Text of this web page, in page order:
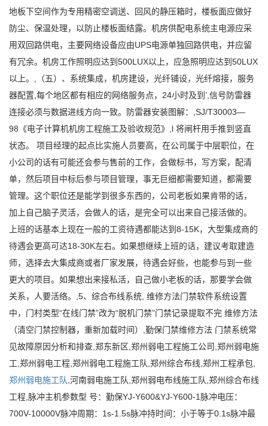
地板下空间作为专用精密空调送、回风的静压箱时，楼板面应做好
防尘、保温处理，以防止楼板面结露。机房供配电系统主电源应采
用双回路供电，主要网络设备应由UPS电源单独回路供电，并应留
有冗余。机房工作照明应达到500LUX以上，应急照明应达到50LUX
以上。,（五）、系统集成，机房建设，光纤铺设，光纤熔接，服务
器配置,每个地区都有相应的网络服务点，24小时及到’,信号防雷器
连接必须与数据进线方向一致。防雷器安装图解：,SJ/T30003—
98《电子计算机机房工程施工及验收规范》,l 将闸杆用手推到竖直
状态。 项目经理的起点比实施人员要高，在公司属于中层职位，在
小公司的话有可能还会参与售前的工作，会做标书，写方案，配清
单，然后项目中标后参与项目管理，事无巨细都需要知道，都需要
管理。这个职位还是能学到很多东西的，公司老板如果肯带的话，
加上自己脑子灵活，会做人的话，是完全可以出来自己接活做的。
上班的话基本上现在一般的工资待遇都能达到8-15K，大型集成商的
待遇会更高可达18-30K左右。如果想继续上班的话，建议考取建造
师，选择去大集成商或者厂家发展，待遇会好些，也能参与到一些
更大的项目。如果想出来接私活，自己做小老板的话，那要学会做
关系，人要活络。,5、综合布线系统, 维修方法门禁软件系统设置
中，门村类型“在线门禁”改为“脱机门禁”门禁记录提取不完 维修方法
（清空门禁控制器，重新加载时间）,勤保门禁维修方法 门禁系统常
见故障原因分析和排查,郑东新区,郑州弱电工程施工公司,郑州弱电施
工,郑州弱电工程,郑州弱电工程施工队,郑州综合布线,郑州工程承包,
郑州弱电施工队 ,河南弱电施工队,郑州弱电布线施工队,郑州综合布线
工程,脉冲主机参数型 号：勤保YJ-Y600&YJ-Y600-1脉冲电压：
700V-10000V脉冲周期：1s-1.5s脉冲持时间：小于等于0.1s脉冲最